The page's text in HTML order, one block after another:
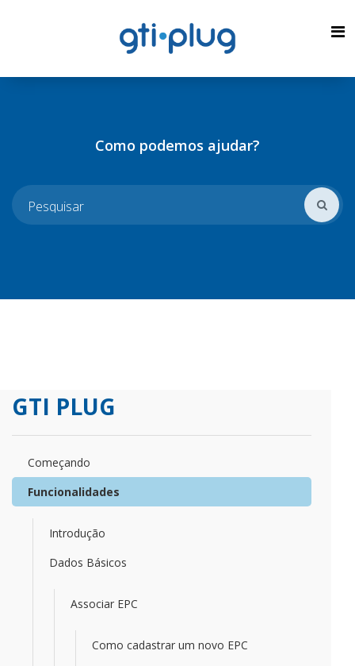
Como podemos ajudar?
GTI PLUG
Começando
Funcionalidades
Introdução
Dados Básicos
Associar EPC
Como cadastrar um novo EPC